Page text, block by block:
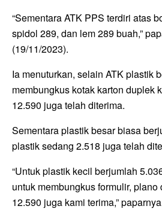
“Sementara ATK PPS terdiri atas
spidol 289, dan lem 289 buah,”
(19/11/2023).
Ia menuturkan, selain ATK plastik
membungkus kotak karton duplek
12.590 juga telah diterima.
Sementara plastik besar biasa
plastik sedang 2.518 juga telah
“Untuk plastik kecil berjumlah
untuk membungkus formulir,
12.590 juga kami terima,”